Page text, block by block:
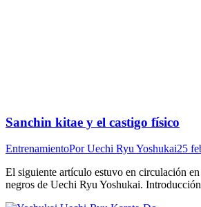
Sanchin kitae y el castigo físico
EntrenamientoPorUechi Ryu Yoshukai25
El siguiente artículo estuvo en circulación
negros de Uechi Ryu Yoshukai.